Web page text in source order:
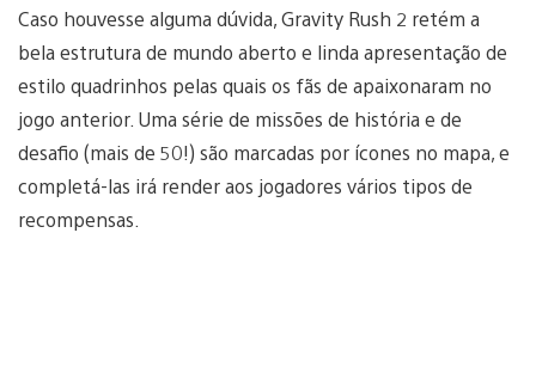
Caso houvesse alguma dúvida, Gravity Rush 2 retém a
bela estrutura de mundo aberto e linda apresentação de
estilo quadrinhos pelas quais os fãs de apaixonaram no
jogo anterior. Uma série de missões de história e de
desafio (mais de 50!) são marcadas por ícones no mapa, e
completá-las irá render aos jogadores vários tipos de
recompensas.